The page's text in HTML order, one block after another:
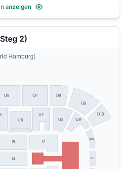
anzeigen
2)
O10
O9
O8
O7
O6
U11
U10
U9
U8
U7
U6
I5
I4
I2
Hamburg)